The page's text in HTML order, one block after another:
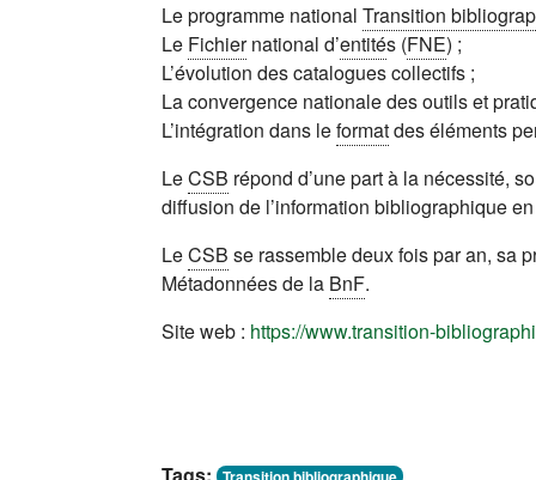
Le programme national Transition
Le Fichiernational d’entités (FNE) ;
L’évolution des catalogues collectifs ;
La convergence nationale des outils et
L’intégration dans leformatdes éléments
LeCSB répond d’une part à la nécessité,
diffusion de l’information bibliographique
LeCSB se rassemble deux fois par an, sa
Métadonnées de la BnF.
Site web : https://www.transition-